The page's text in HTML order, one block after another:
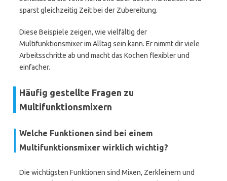
sparst gleichzeitig Zeit bei der Zubereitung.
Diese Beispiele zeigen, wie vielfältig der
Multifunktionsmixer im Alltag sein kann. Er nimmt dir viele
Arbeitsschritte ab und macht das Kochen flexibler und
einfacher.
Häufig gestellte Fragen zu
Multifunktionsmixern
Welche Funktionen sind bei einem
Multifunktionsmixer wirklich wichtig?
Die wichtigsten Funktionen sind Mixen, Zerkleinern und